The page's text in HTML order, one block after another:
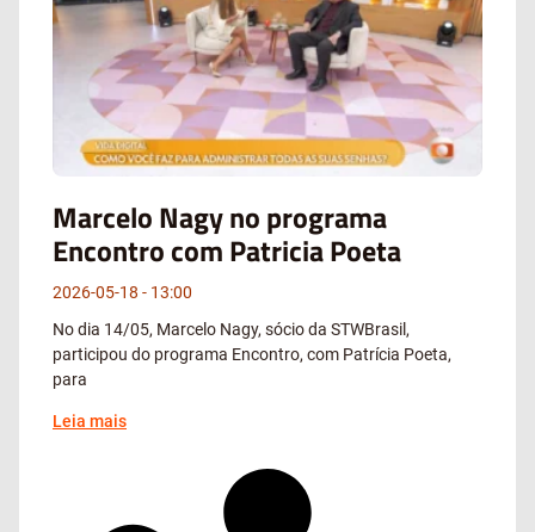
Marcelo Nagy no programa
Encontro com Patricia Poeta
2026-05-18
13:00
No dia 14/05, Marcelo Nagy, sócio da STWBrasil,
participou do programa Encontro, com Patrícia Poeta,
para
Leia mais